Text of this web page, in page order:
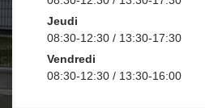
Jeudi
08:30-12:30 / 13:30-17:30
Vendredi
08:30-12:30 / 13:30-16:00